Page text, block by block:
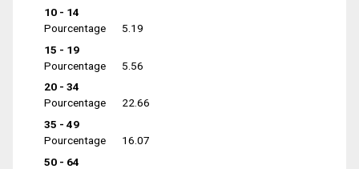
10 - 14
Pourcentage
5.19
15 - 19
Pourcentage
5.56
20 - 34
Pourcentage
22.66
35 - 49
Pourcentage
16.07
50 - 64